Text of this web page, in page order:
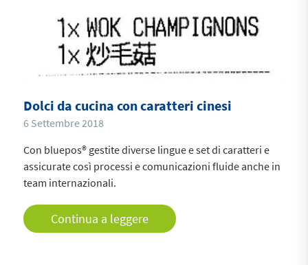
Dolci da cucina con caratteri cinesi
6 Settembre 2018
Con bluepos® gestite diverse lingue e set di caratteri e
assicurate così processi e comunicazioni fluide anche in
team internazionali.
Continua a leggere